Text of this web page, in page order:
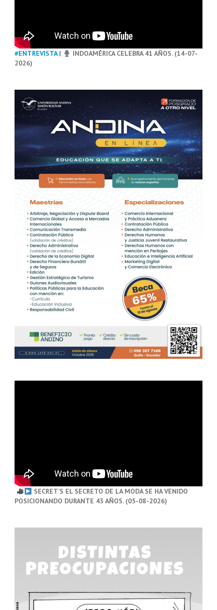
#ENTREVISTA|
INDOAMÉRICA CELEBRA 41 AÑOS. (14-07-
2026)
SECRET’S EL SECRETO DE LA MODA SE HA VENIDO
POSICIONANDO DURANTE 43 AÑOS. (05-08-2026)